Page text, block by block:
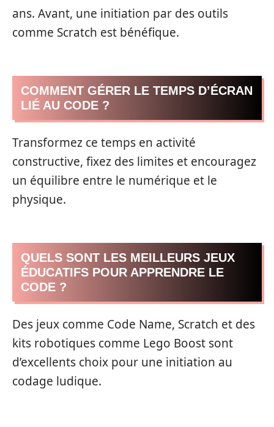
ans. Avant, une initiation par des outils
comme Scratch est bénéfique.
COMMENT GÉRER LE TEMPS D’ÉCRAN
LIÉ AU CODE ?
Transformez ce temps en activité
constructive, fixez des limites et encouragez
un équilibre entre le numérique et le
physique.
QUELS SONT LES MEILLEURS JEUX
ÉDUCATIFS POUR APPRENDRE LE
CODE ?
Des jeux comme Code Name, Scratch et des
kits robotiques comme Lego Boost sont
d’excellents choix pour une initiation au
codage ludique.